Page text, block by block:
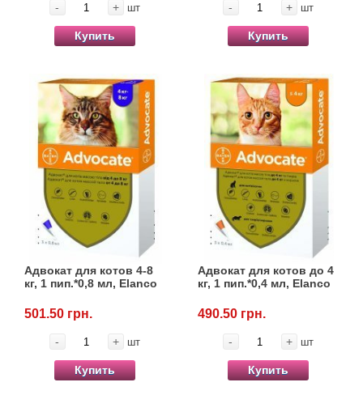
- + шт
Купить
- + шт
Купить
Адвокат для котов 4-8
кг, 1 пип.*0,8 мл, Elanco
501.50 грн.
- + шт
Купить
Адвокат для котов до 4
кг, 1 пип.*0,4 мл, Elanco
490.50 грн.
- + шт
Купить